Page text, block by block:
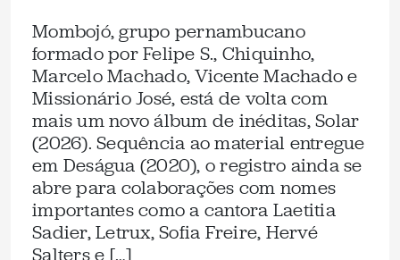
Mombojó, grupo pernambucano
formado por Felipe S., Chiquinho,
Marcelo Machado, Vicente Machado e
Missionário José, está de volta com
mais um novo álbum de inéditas, Solar
(2026). Sequência ao material entregue
em Deságua (2020), o registro ainda se
abre para colaborações com nomes
importantes como a cantora Laetitia
Sadier, Letrux, Sofia Freire, Hervé
Salters e […]